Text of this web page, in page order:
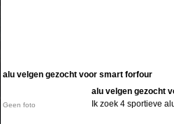
alu velgen gezocht voor smart forfour
Geen foto
alu velgen gezocht
Ik zoek 4 sportieve